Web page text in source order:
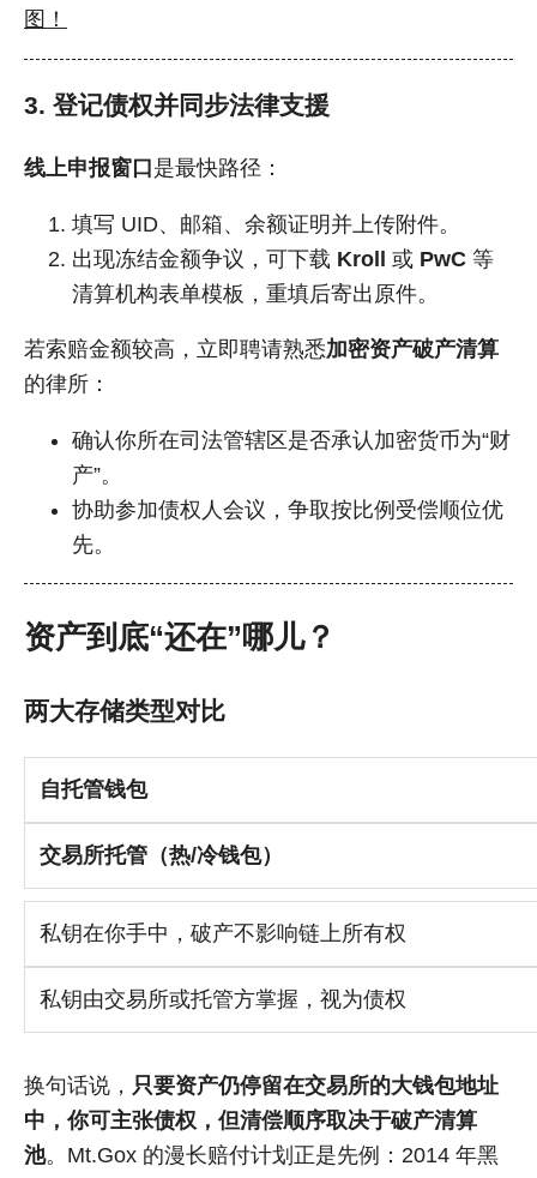
图！
3. 登记债权并同步法律支援
线上申报窗口 是最快路径：
填写 UID、邮箱、余额证明并上传附件。
出现冻结金额争议，可下载 Kroll 或 PwC 等
清算机构表单模板，重填后寄出原件。
若索赔金额较高，立即聘请熟悉加密资产破产清算
的律所：
确认你所在司法管辖区是否承认加密货币为“财
产”。
协助参加债权人会议，争取按比例受偿顺位优
先。
资产到底“还在”哪儿？
两大存储类型对比
自托管钱包
交易所托管（热/冷钱包）
私钥在你手中，破产不影响链上所有权
私钥由交易所或托管方掌握，视为债权
换句话说， 只要资产仍停留在交易所的大钱包地址
中，你可主张债权，但清偿顺序取决于破产清算
池。Mt.Gox 的漫长赔付计划正是先例：2014 年黑